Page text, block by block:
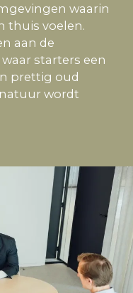
waarin
thuis voelen.
aan de
starters een
prettig oud
wordt